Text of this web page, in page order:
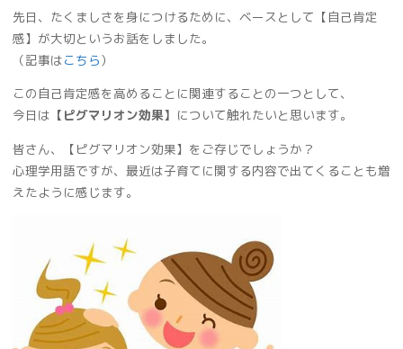
先日、たくましさを身につけるために、ベースとして【自己肯定
感】が大切というお話をしました。
（記事はこちら）
この自己肯定感を高めることに関連することの一つとして、
今日は 【ピグマリオン効果】 について触れたいと思います。
皆さん、【ピグマリオン効果】をご存じでしょうか？
心理学用語ですが、最近は子育てに関する内容で出てくることも増
えたように感じます。